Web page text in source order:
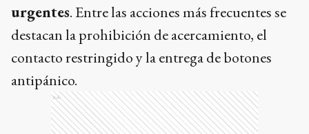
urgentes. Entre las acciones más frecuentes se
destacan la prohibición de acercamiento, el
contacto restringido y la entrega de botones
antipánico.
Ads